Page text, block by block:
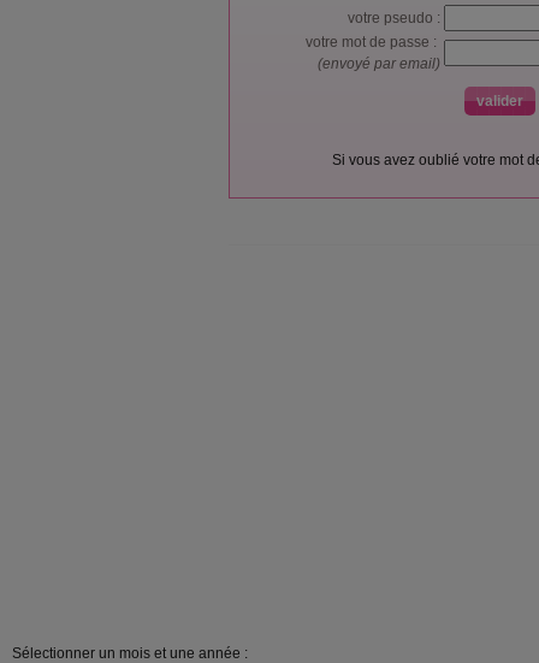
votre pseudo :
votre mot de passe :
(envoyé par email)
Si vous avez oublié votre mot
Sélectionner un mois et une année :